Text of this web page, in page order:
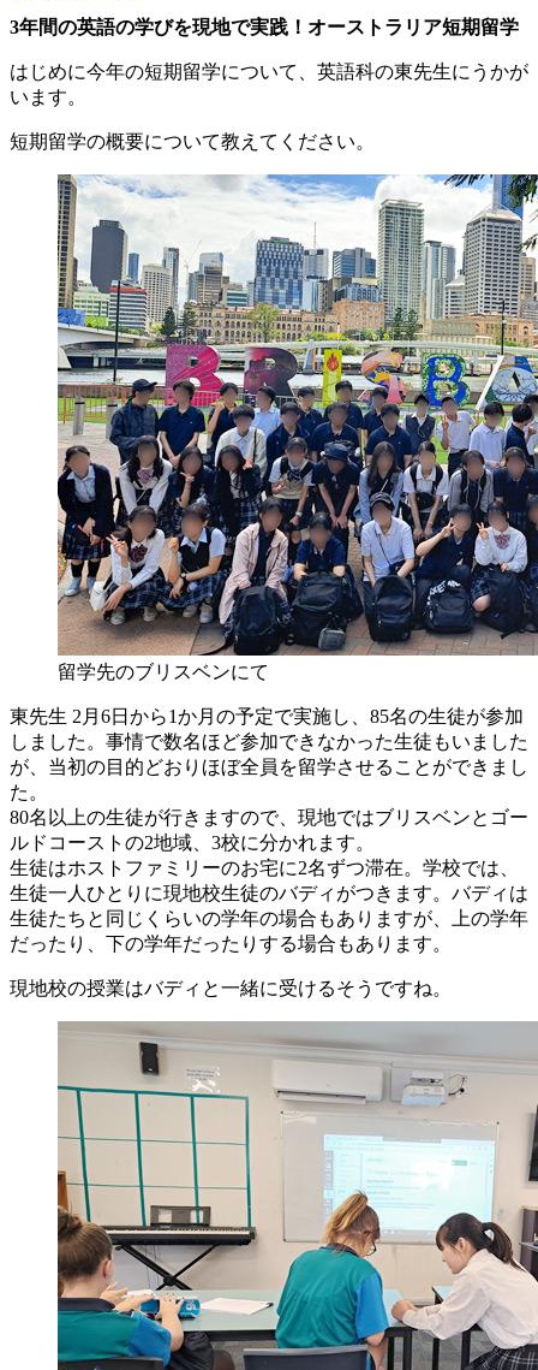
3年間の英語の学びを現地で実践！オーストラリア短期留学
はじめに今年の短期留学について、英語科の東先生にうかが
います。
短期留学の概要について教えてください。
留学先のブリスベンにて
東先生 2月6日から1か月の予定で実施し、85名の生徒が参加
しました。事情で数名ほど参加できなかった生徒もいました
が、当初の目的どおりほぼ全員を留学させることができまし
た。
80名以上の生徒が行きますので、現地ではブリスベンとゴー
ルドコーストの2地域、3校に分かれます。
生徒はホストファミリーのお宅に2名ずつ滞在。学校では、
生徒一人ひとりに現地校生徒のバディがつきます。バディは
生徒たちと同じくらいの学年の場合もありますが、上の学年
だったり、下の学年だったりする場合もあります。
現地校の授業はバディと一緒に受けるそうですね。